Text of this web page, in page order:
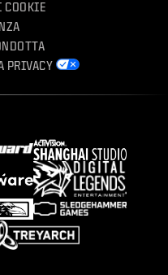
COOKIE
PRIVACY